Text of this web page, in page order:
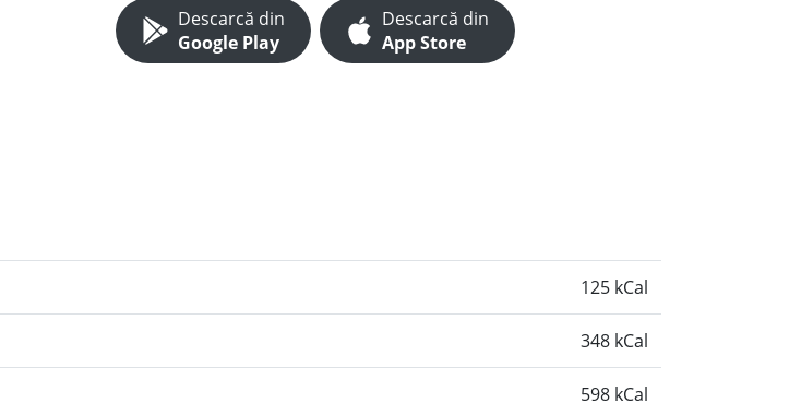
Descarcă din
Google Play
Descarcă din
App Store
125 kCal
348 kCal
598 kCal